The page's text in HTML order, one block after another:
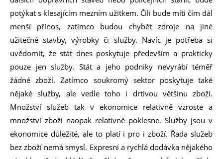
potýkat s klesajícím mezním užitkem. Čili bude míti čím dál
menší přínos, zatímco budou chybět zdroje na jiné
užitečné stavby, výrobky či služby. Navíc je potřeba si
uvědomit, že stát dnes poskytuje především a prakticky
pouze jen služby. Stát a jeho podniky nevyrábí téměř
žádné zboží. Zatímco soukromý sektor poskytuje také
nějaké služby, ale vedle toho i drtivou většinu zboží.
Množství služeb tak v ekonomice relativně vzroste a
množství zboží naopak relativně poklesne. Služby jsou v
ekonomice důležité, ale to platí i pro i zboží. Řada služeb
bez zboží nemá smysl. Expresní a rychlá dodávka nějakého